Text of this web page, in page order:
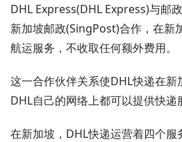
DHL Express(DHL Express)与邮
新加坡邮政(SingPost)合作，在新
航运服务，不收取任何额外费用。
这一合作伙伴关系使DHL快递在新
DHL自己的网络上都可以提供快递
在新加坡，DHL快递运营着四个